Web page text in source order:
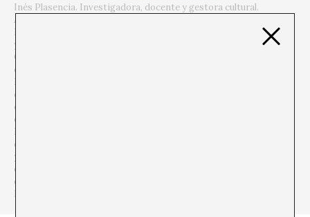
Inés Plasencia. Investigadora, docente y gestora cultural.
Actualmente es profesora asociada en el departamento de
Historia y Teoría del Arte de la Universidad Autónoma de Madrid
y en Duke University en Madrid. Máster en Historia del Arte
Contemporáneo y Cultura Visual y Doctora en Historia y Teoría
del Arte por la UAM con la tesis «Imagen y ciudadanía en Guinea
Ecuatorial (1861-1937): del encuentro fotográfico al orden
colonial», que fue Premio Extraordinario. En cuanto a sus
colaboraciones con instituciones culturales, formó parte del
equipo de investigación y conceptualización del proyecto
Repensar Guernica para el Museo Reina Sofía (2015-2017) y
comisariado la exposición virtual de fotografía «Con tres heridas
yo» en el mismo museo. Sus principales líneas de trabajo son los
estudios visuales y el colonialismo y los debates en torno a la
ciudadanía desde la práctica artística contemporánea. (Foto:
Rubén H. Bermúdez)